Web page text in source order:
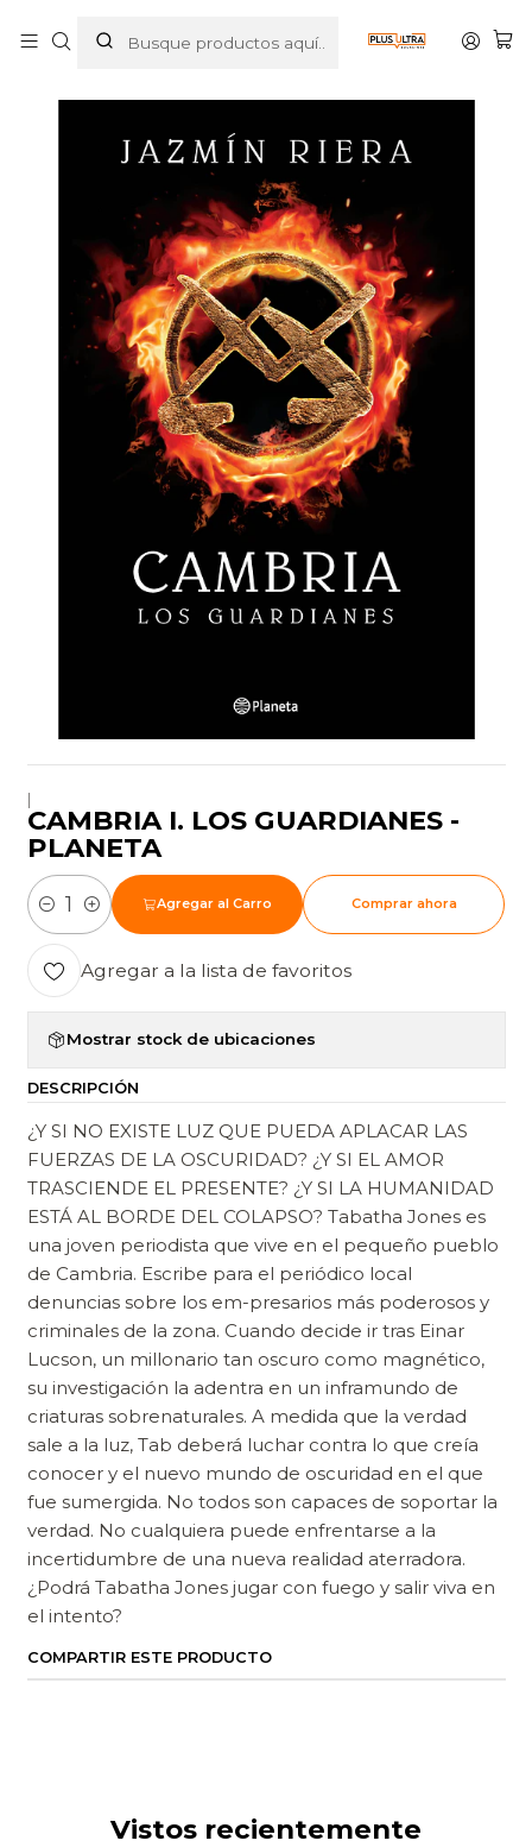
CAMBRIA I. LOS GUARDIANES - PLANETA
|
CAMBRIA I. LOS GUARDIANES -
PLANETA
Cantidad
Agregar al Carro Comprar ahora
Agregar a la lista de favoritos
Mostrar stock de ubicaciones
DESCRIPCIÓN
¿Y SI NO EXISTE LUZ QUE PUEDA APLACAR LAS
FUERZAS DE LA OSCURIDAD? ¿Y SI EL AMOR
TRASCIENDE EL PRESENTE? ¿Y SI LA HUMANIDAD
ESTÁ AL BORDE DEL COLAPSO? Tabatha Jones es
una joven periodista que vive en el pequeño pueblo
de Cambria. Escribe para el periódico local
denuncias sobre los em-presarios más poderosos y
criminales de la zona. Cuando decide ir tras Einar
Lucson, un millonario tan oscuro como magnético,
su investigación la adentra en un inframundo de
criaturas sobrenaturales. A medida que la verdad
sale a la luz, Tab deberá luchar contra lo que creía
conocer y el nuevo mundo de oscuridad en el que
fue sumergida. No todos son capaces de soportar la
verdad. No cualquiera puede enfrentarse a la
incertidumbre de una nueva realidad aterradora.
¿Podrá Tabatha Jones jugar con fuego y salir viva en
el intento?
COMPARTIR ESTE PRODUCTO
Vistos recientemente